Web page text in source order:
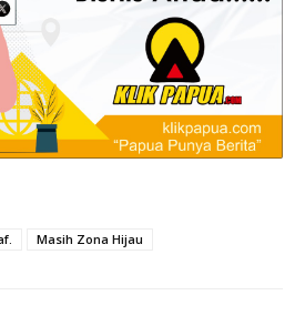
Masih Zona Hijau